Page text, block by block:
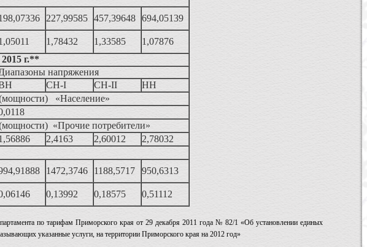
227,99585 457,39648 694,05139
1,78432 1,33585
1,07876
г.**
напряжения
СН-I СН-II
НН
(мощности) «Население»
«Прочие потребители»
2,4163 2,60012
2,78032
1472,3746 1188,5717 950,6313
0,13992 0,18575 0,51112
по тарифам Приморского края от 29 декабря 2011 года № 82/1 «Об установлении единых
указанные услуги, на территории Приморского края на 2012 год»